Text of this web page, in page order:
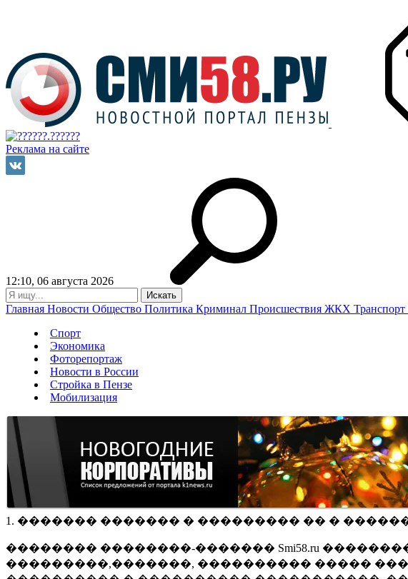
Реклама на сайте
12:10, 06 августа 2026
Главная Новости Общество Политика Криминал Происшествия ЖКХ Транспорт
Спорт
Экономика
Фоторепортаж
Новости в России
Стройка в Пензе
Мобилизация
1. ������� ������� � ��������� �� �
�������� ��������-������� Smi58.ru
���������,�������, ���������� �����